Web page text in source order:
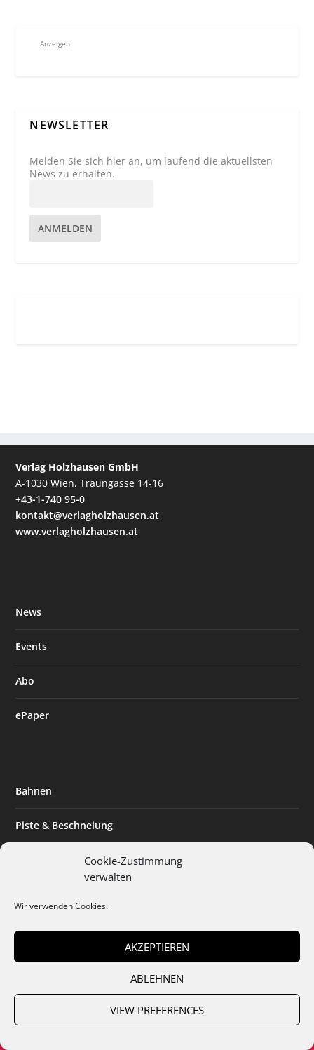
Cookie-Zustimmung
verwalten
Wir verwenden Cookies.
AKZEPTIEREN
ABLEHNEN
VIEW PREFERENCES
Anzeigen
NEWSLETTER
Melden Sie sich hier an, um laufend die aktuellsten
News zu erhalten.
ANMELDEN
Verlag Holzhausen GmbH
A-1030 Wien, Traungasse 14-16
+43-1-740 95-0
kontakt@verlagholzhausen.at
www.verlagholzhausen.at
News
Events
Abo
ePaper
Bahnen
Piste & Beschneiung
Expertise & Technik
Mediadaten Cookies Datenschutz